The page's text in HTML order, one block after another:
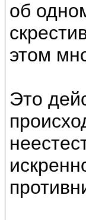
об
этом
Это